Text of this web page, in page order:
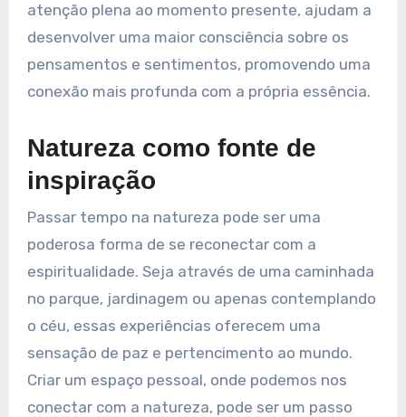
atenção plena ao momento presente, ajudam a
desenvolver uma maior consciência sobre os
pensamentos e sentimentos, promovendo uma
conexão mais profunda com a própria essência.
Natureza como fonte de
inspiração
Passar tempo na natureza pode ser uma
poderosa forma de se reconectar com a
espiritualidade. Seja através de uma caminhada
no parque, jardinagem ou apenas contemplando
o céu, essas experiências oferecem uma
sensação de paz e pertencimento ao mundo.
Criar um espaço pessoal, onde podemos nos
conectar com a natureza, pode ser um passo